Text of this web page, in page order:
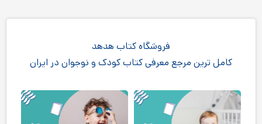
فروشگاه کتاب هدهد
کامل ترین مرجع معرفی کتاب کودک و نوجوان در ایران